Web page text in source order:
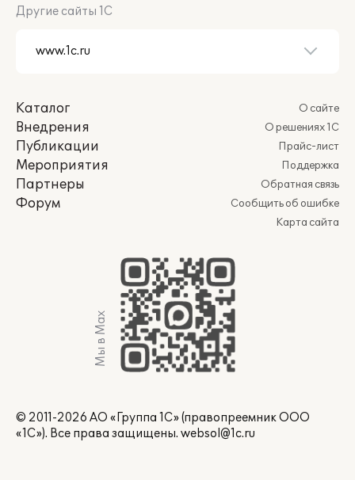
Другие сайты 1С
Каталог
Внедрения
Публикации
Мероприятия
Партнеры
Форум
О сайте
О решениях 1С
Прайс-лист
Поддержка
Обратная связь
Сообщить об ошибке
Карта сайта
Мы в Max
© 2011-2026 АО «Группа 1С» (правопреемник ООО
«1С»). Все права защищены. websol@1c.ru